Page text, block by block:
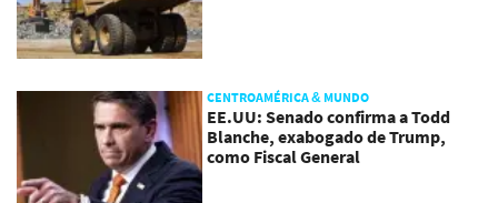
CENTROAMÉRICA & MUNDO
EE.UU: Senado confirma a Todd
Blanche, exabogado de Trump,
como Fiscal General